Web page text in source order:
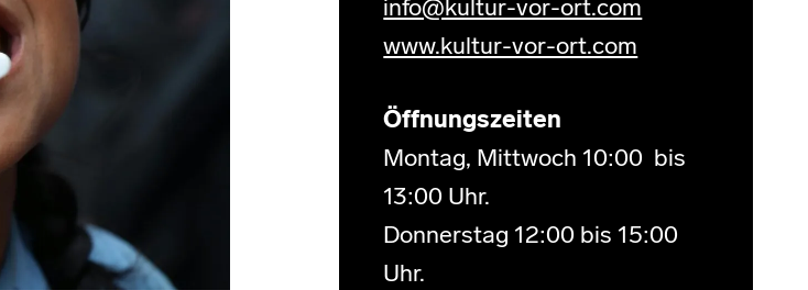
info@kultur-vor-ort.com
www.kultur-vor-ort.com
Öffnungszeiten
Montag, Mittwoch 10:00 bis
13:00 Uhr.
Donnerstag 12:00 bis 15:00
Uhr.